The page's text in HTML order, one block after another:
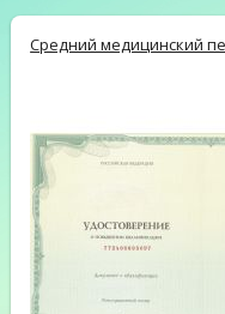
Средний медицинский